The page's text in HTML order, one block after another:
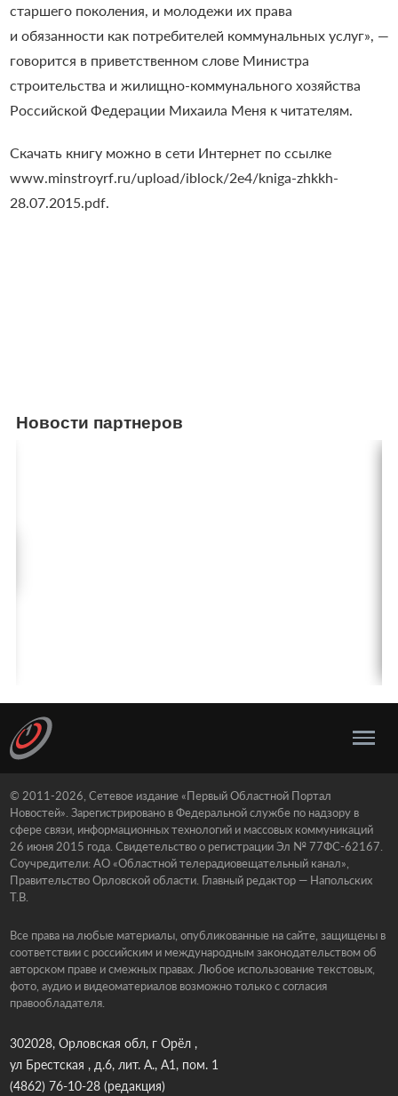
старшего поколения, и молодежи их права
и обязанности как потребителей коммунальных услуг», —
говорится в приветственном слове Министра
строительства и жилищно-коммунального хозяйства
Российской Федерации Михаила Меня к читателям.
Скачать книгу можно в сети Интернет по ссылке
www.minstroyrf.ru/upload/iblock/2e4/kniga-zhkkh-
28.07.2015.pdf.
Новости партнеров
© 2011-2026, Сетевое издание «Первый Областной Портал
Новостей». Зарегистрировано в Федеральной службе по надзору в
сфере связи, информационных технологий и массовых коммуникаций
26 июня 2015 года. Свидетельство о регистрации Эл № 77ФС-62167.
Соучредители: АО «Областной телерадиовещательный канал»,
Правительство Орловской области. Главный редактор — Напольских
Т.В.
Все права на любые материалы, опубликованные на сайте, защищены в
соответствии с российским и международным законодательством об
авторском праве и смежных правах. Любое использование текстовых,
фото, аудио и видеоматериалов возможно только с согласия
правообладателя.
302028, Орловская обл, г Орёл ,
ул Брестская , д.6, лит. А., А1, пом. 1
(4862) 76-10-28(редакция)